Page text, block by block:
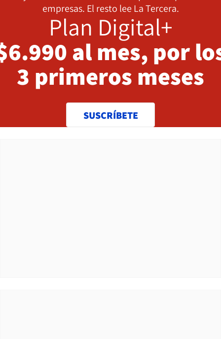
empresas. El resto lee La Tercera.
Plan Digital+
al mes, por
3 primeros meses
SUSCRÍBETE